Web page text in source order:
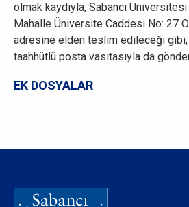
olmak kaydıyla, Sabancı
Mahalle Üniversite Caddesi No: 27
adresine elden teslim edileceği gibi,
taahhütlü posta vasıtasıyla da
EK DOSYALAR